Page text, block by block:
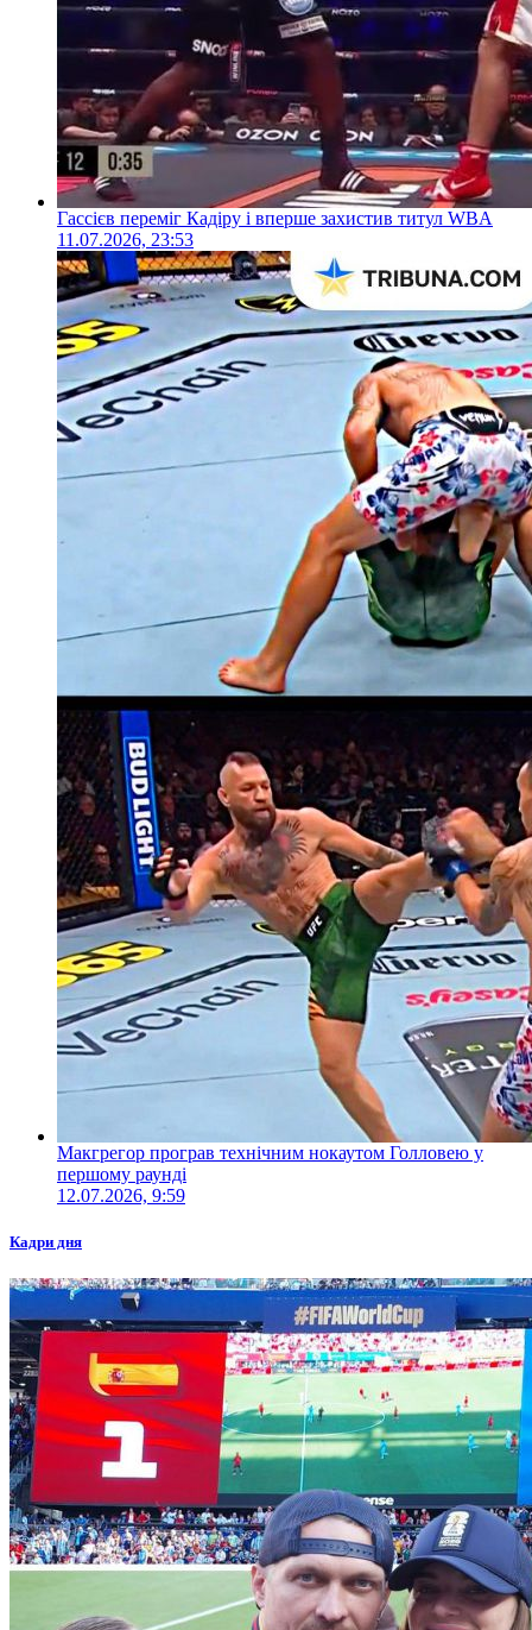
Гассієв переміг Кадіру і вперше захистив титул WBA
11.07.2026, 23:53
Макгрегор програв технічним нокаутом Голловею у
першому раунді
12.07.2026, 9:59
Кадри дня